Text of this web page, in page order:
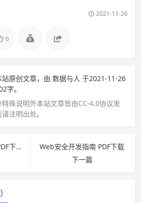
2021-11-26
0
站原创文章，由 数据与人 于2021-11-26
字。
特殊说明外本站文章皆由CC-4.0协议发
注明出处。
JavaScript编程全解 PDF下载
Web安全开发指南 PDF下载
下一篇